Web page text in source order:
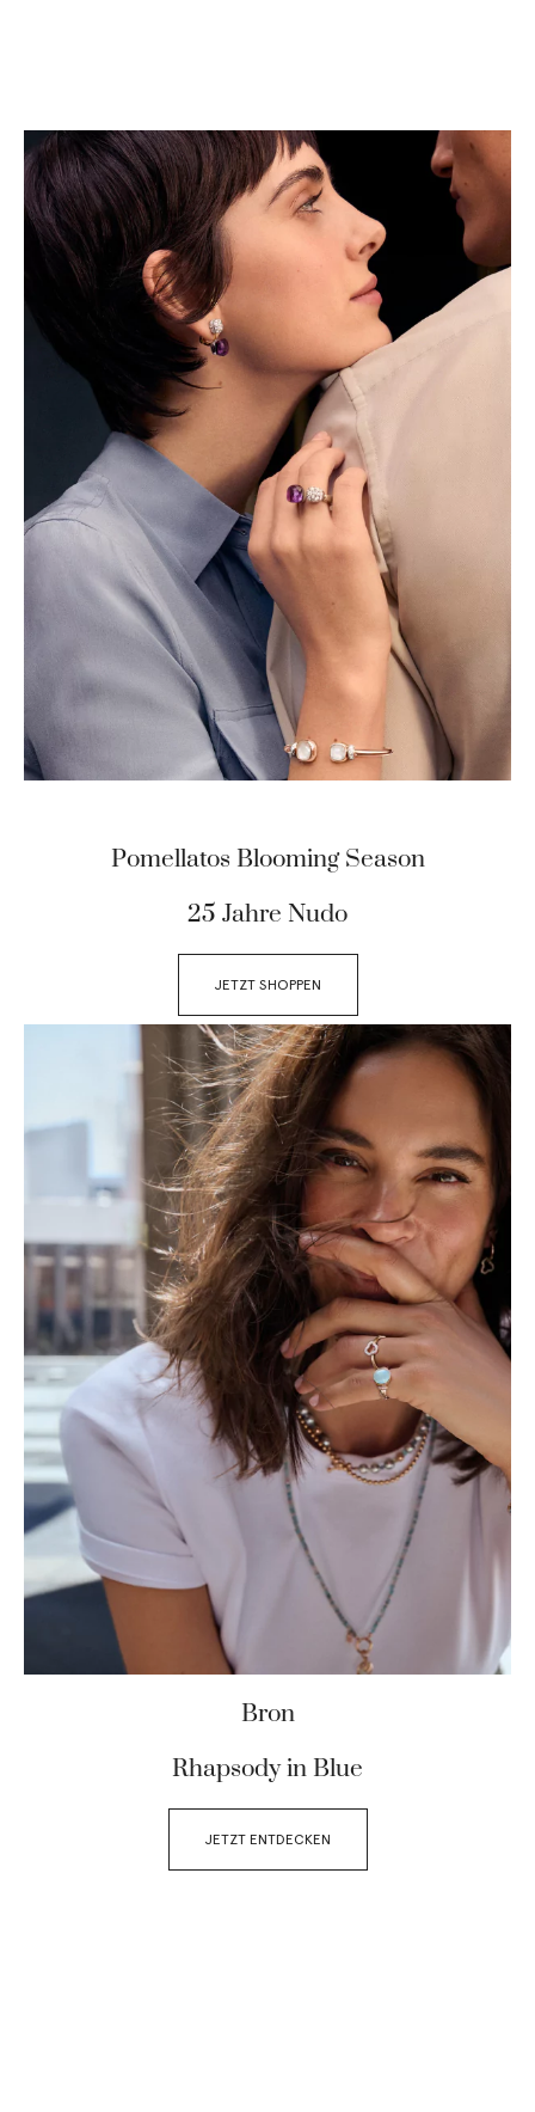
Pomellatos Blooming Season
25 Jahre Nudo
JETZT SHOPPEN
Bron
Rhapsody in Blue
JETZT ENTDECKEN